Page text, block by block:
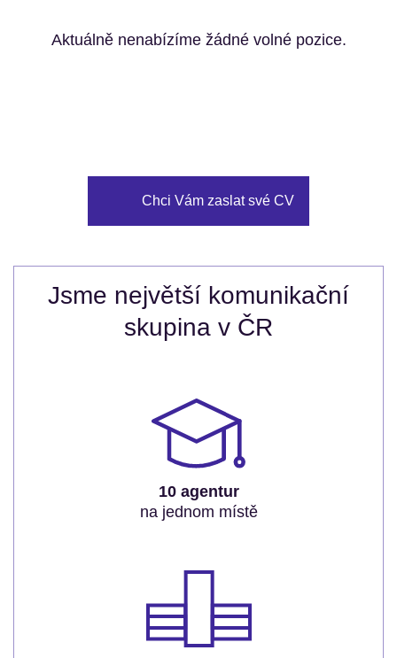
Aktuálně nenabízíme žádné volné pozice.
Chci Vám zaslat své CV
Jsme největší komunikační
skupina v ČR
10 agentur
na jednom místě